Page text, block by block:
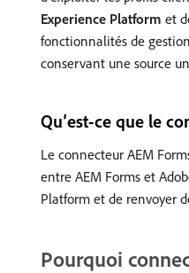
Experience Platform et
fonctionnalités de
conservant une source
Qu’est-ce que le
Le connecteur AEM
entre AEM Forms et
Platform et de renvoyer
Pourquoi